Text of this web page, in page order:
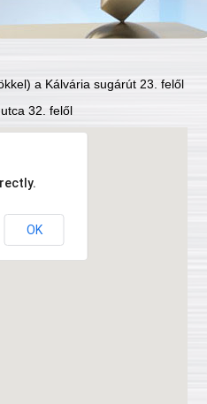
a Kálvária sugárút 23. felől
32. felől
OK